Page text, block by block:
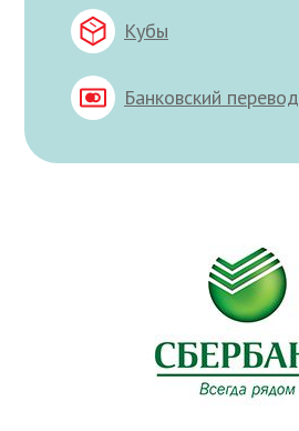
Кубы
Банковский перевод